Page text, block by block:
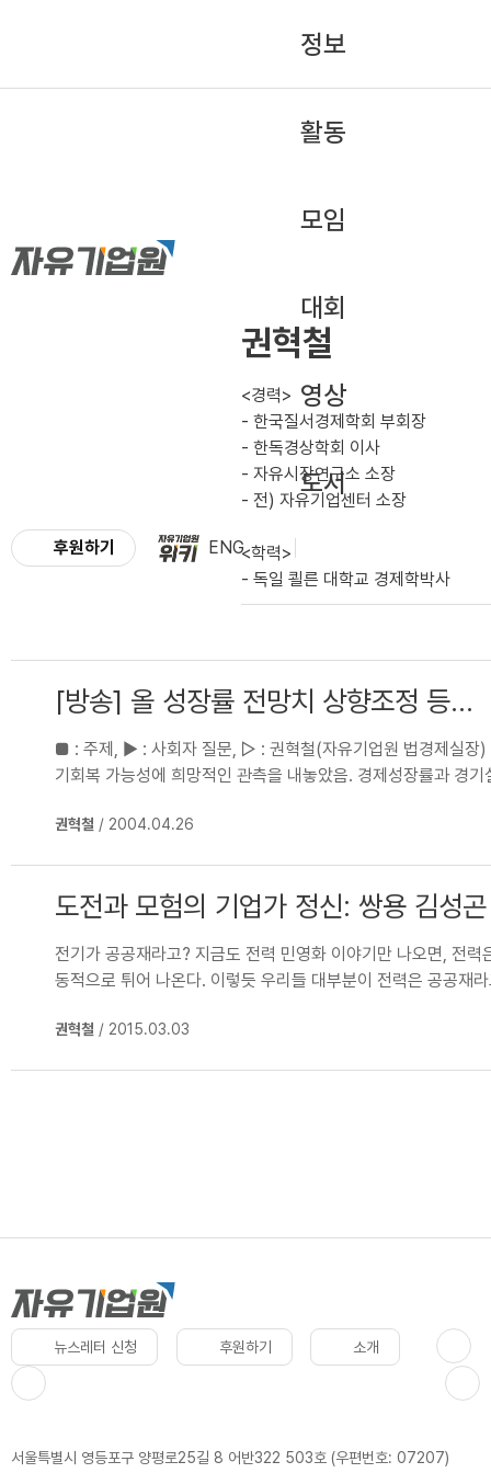
정보
활동
모임
대회
영상
도서
후원하기 ENG
권혁철
<경력>
- 한국질서경제학회 부회장
- 한독경상학회 이사
- 자유시장연구소 소장
- 전) 자유기업센터 소장
<학력>
- 독일 쾰른 대학교 경제학박사
[방송] 올 성장률 전망치 상향조정 등...
■ : 주제, ▶ : 사회자 질문, ▷ : 권혁철(자유기업원 법경제실장)
기회복 가능성에 희망적인 관측을 내놓았음. 경제성장률과 경
권혁철 / 2004.04.26
도전과 모험의 기업가 정신: 쌍용 김성
전기가 공공재라고? 지금도 전력 민영화 이야기만 나오면, 전
동적으로 튀어 나온다. 이렇듯 우리들 대부분이 전력은 공공재
권혁철 / 2015.03.03
뉴스레터 신청 후원하기 소개
서울특별시 영등포구 양평로25길 8 어반322 503호 (우편번호: 07207)